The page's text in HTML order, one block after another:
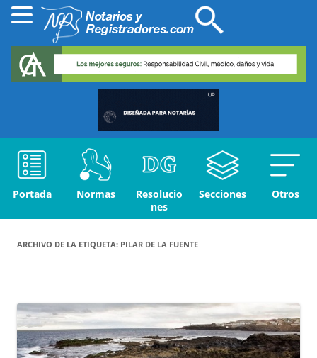
Portada Normas
Resolucio
nes
Secciones Otros
ARCHIVO DE LA ETIQUETA: PILAR DE LA FUENTE